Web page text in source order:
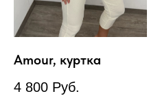
Amour, куртка
4 800 Руб.